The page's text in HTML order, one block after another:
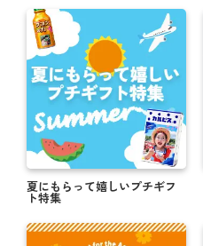
夏にもらって嬉しいプチギフ
ト特集